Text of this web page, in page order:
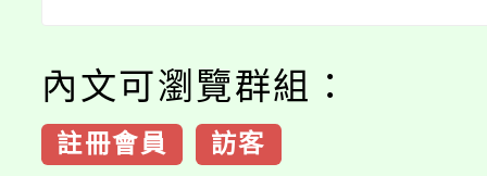
內文可瀏覽群組：
註冊會員 訪客